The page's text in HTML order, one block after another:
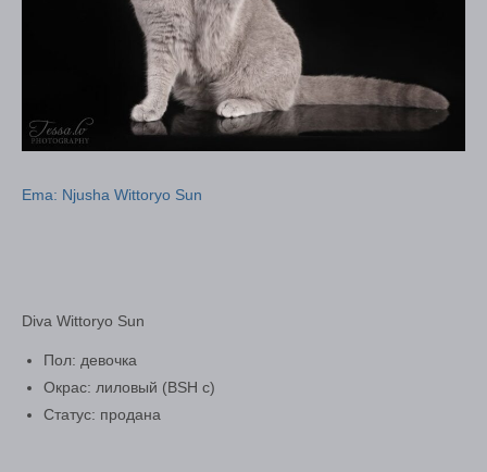
Ema: Njusha Wittoryo Sun
Diva Wittoryo Sun
Пол: девочка
Окрас: лиловый (BSH c)
Статус: продана